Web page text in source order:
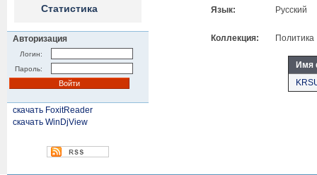
Статистика
Авторизация
Логин:
Пароль:
скачать FoxitReader
скачать WinDjView
Язык:
Русский
Коллекция: Политика
Имя